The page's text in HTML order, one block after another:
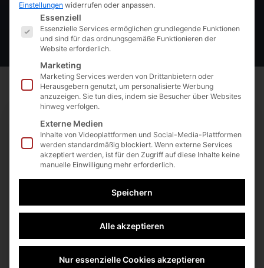
Cay von Fournier
+42Eingeschrieben
Einstellungen widerrufen oder anpassen.
Es folgt eine Liste der Service-Gruppen,
Essenziell
Essenzielle Services ermöglichen grundlegende Funktionen
und sind für das ordnungsgemäße Funktionieren der
Website erforderlich.
Marketing
Marketing Services werden von Drittanbietern oder
Herausgebern genutzt, um personalisierte Werbung
anzuzeigen. Sie tun dies, indem sie Besucher über Websites
hinweg verfolgen.
Externe Medien
Inhalte von Videoplattformen und Social-Media-Plattformen
werden standardmäßig blockiert. Wenn externe Services
akzeptiert werden, ist für den Zugriff auf diese Inhalte keine
manuelle Einwilligung mehr erforderlich.
Speichern
Alle akzeptieren
Nur essenzielle Cookies akzeptieren